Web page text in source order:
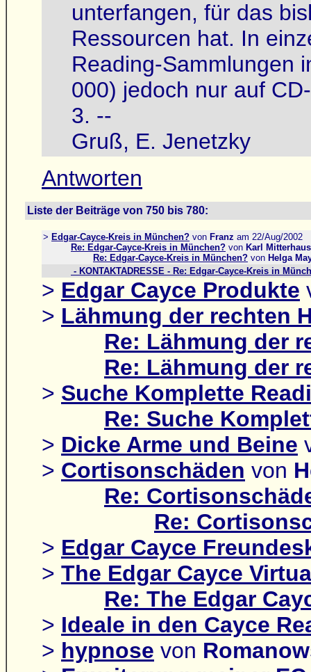
unterfangen, für das
Ressourcen hat. In
Reading-Sammlungen
000) jedoch nur auf
3. --
Gruß, E. Jenetzky
Antworten
Liste der Beiträge von 750 bis 780:
> Edgar-Cayce-Kreis in München? von Franz am 22/Aug/2002
Re: Edgar-Cayce-Kreis in München? von Karl
Re: Edgar-Cayce-Kreis in München? von Helga
- KONTAKTADRESSE - Re: Edgar-Cayce-Kreis in
> Edgar Cayce Produkte
> Lähmung der rechten
Re: Lähmung der
Re: Lähmung der
> Suche Komplette
Re: Suche
> Dicke Arme und Beine
> Cortisonschäden von
Re:
Re:
> Edgar Cayce
> The Edgar Cayce
Re: The Edgar
> Ideale in den Cayce
> hypnose von